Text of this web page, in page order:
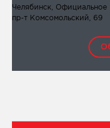
Челябинск, Официальное
пр-т Комсомольский, 69